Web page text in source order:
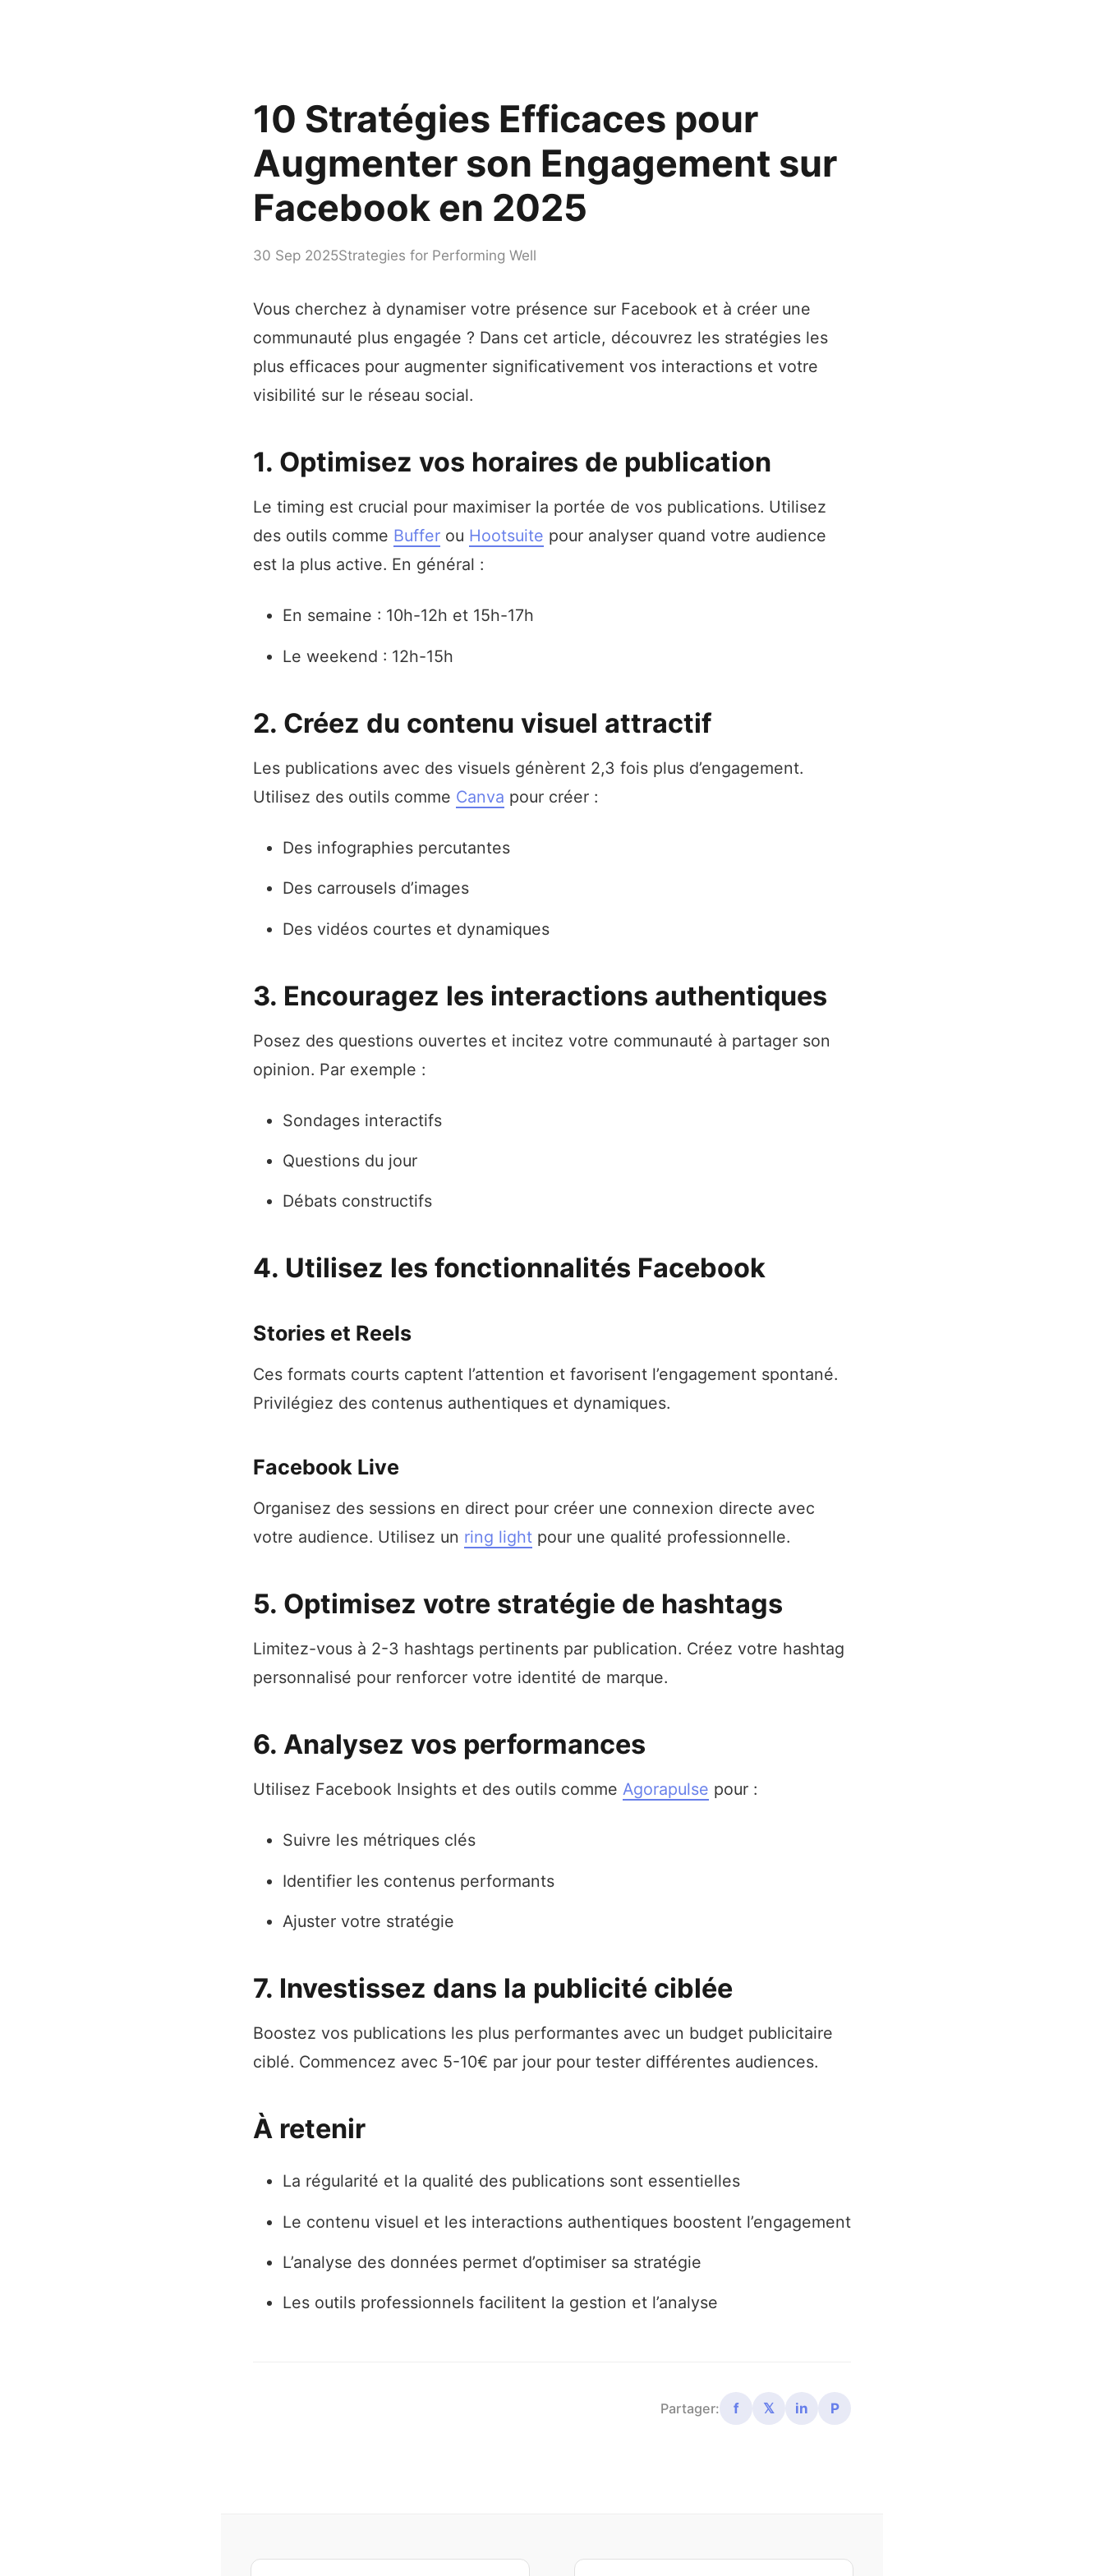
10 Stratégies Efficaces pour
Augmenter son Engagement sur
Facebook en 2025
30 Sep 2025Strategies for Performing Well
Vous cherchez à dynamiser votre présence sur Facebook et à créer une
communauté plus engagée ? Dans cet article, découvrez les stratégies les
plus efficaces pour augmenter significativement vos interactions et votre
visibilité sur le réseau social.
1. Optimisez vos horaires de publication
Le timing est crucial pour maximiser la portée de vos publications. Utilisez
des outils comme Buffer ou Hootsuite pour analyser quand votre audience
est la plus active. En général :
En semaine : 10h-12h et 15h-17h
Le weekend : 12h-15h
2. Créez du contenu visuel attractif
Les publications avec des visuels génèrent 2,3 fois plus d’engagement.
Utilisez des outils comme Canva pour créer :
Des infographies percutantes
Des carrousels d’images
Des vidéos courtes et dynamiques
3. Encouragez les interactions authentiques
Posez des questions ouvertes et incitez votre communauté à partager son
opinion. Par exemple :
Sondages interactifs
Questions du jour
Débats constructifs
4. Utilisez les fonctionnalités Facebook
Stories et Reels
Ces formats courts captent l’attention et favorisent l’engagement spontané.
Privilégiez des contenus authentiques et dynamiques.
Facebook Live
Organisez des sessions en direct pour créer une connexion directe avec
votre audience. Utilisez un ring light pour une qualité professionnelle.
5. Optimisez votre stratégie de hashtags
Limitez-vous à 2-3 hashtags pertinents par publication. Créez votre hashtag
personnalisé pour renforcer votre identité de marque.
6. Analysez vos performances
Utilisez Facebook Insights et des outils comme Agorapulse pour :
Suivre les métriques clés
Identifier les contenus performants
Ajuster votre stratégie
7. Investissez dans la publicité ciblée
Boostez vos publications les plus performantes avec un budget publicitaire
ciblé. Commencez avec 5-10€ par jour pour tester différentes audiences.
À retenir
La régularité et la qualité des publications sont essentielles
Le contenu visuel et les interactions authentiques boostent l’engagement
L’analyse des données permet d’optimiser sa stratégie
Les outils professionnels facilitent la gestion et l’analyse
Partager: f 𝕏 in P